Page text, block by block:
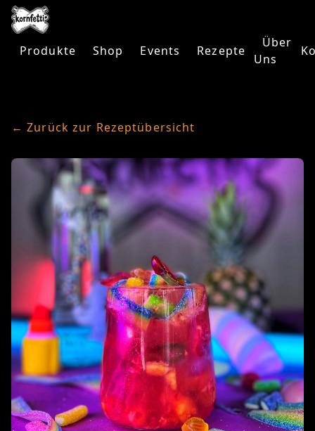
Produkte Shop Events Rezepte
Über
Uns
← Zurück zur Rezeptübersicht